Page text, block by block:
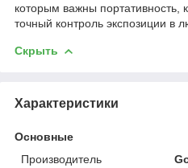
которым важны портативность,
точный контроль экспозиции в
Скрыть
Характеристики
Основные
Производитель